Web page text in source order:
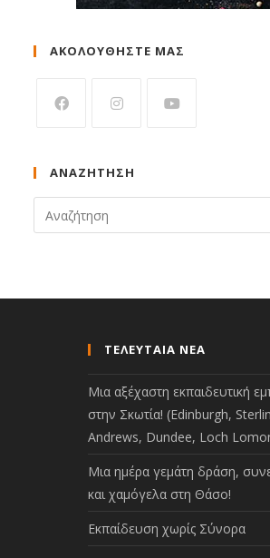
ΑΚΟΛΟΥΘΗΣΤΕ ΜΑΣ
ΑΝΑΖΉΤΗΣΗ
ΤΕΛΕΥΤΑΙΑ ΝΕΑ
Μια αξέχαστη εκπαιδευτική
στην Σκωτία! (Edinburgh,
Andrews, Dundee, Loch
Μια ημέρα γεμάτη δράση,
και χαμόγελα στη Θάσο!
Εκπαίδευση χωρίς Σύνορα